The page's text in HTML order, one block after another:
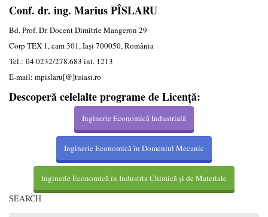
Conf. dr. ing. Marius PÎSLARU
Bd. Prof. Dr. Docent Dimitrie Mangeron 29
Corp TEX 1, cam 301, Iaşi 700050, România
Tel.: 04 0232/278.683 int. 1213
E-mail: mpislaru[@]tuiasi.ro
Descoperă celelalte programe de Licență:
Inginerie Economică Industrială
Inginerie Economică în Domeniul Mecanic
Inginerie Economică în Industria Chimică și de Materiale
SEARCH